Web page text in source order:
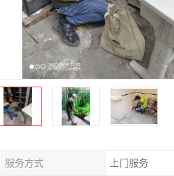
服务方式 上门服务